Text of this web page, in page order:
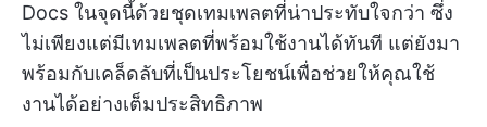
Docs ในจุดนี้ด้วยชุดเทมเพลตที่น่าประทับใจกว่า ซึ่ง
ไม่เพียงแต่มีเทมเพลตที่พร้อมใช้งานได้ทันที แต่ยังมา
พร้อมกับเคล็ดลับที่เป็นประโยชน์เพื่อช่วยให้คุณใช้
งานได้อย่างเต็มประสิทธิภาพ